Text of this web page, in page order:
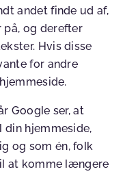
andet finde ud af,
og derefter
Hvis disse
for andre
Google ser, at
din hjemmeside,
og som én, folk
at komme længere